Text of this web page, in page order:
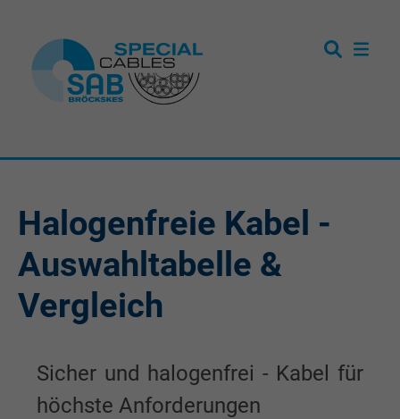
Halogenfreie Kabel -
Auswahltabelle &
Vergleich
Sicher und halogenfrei - Kabel für
höchste Anforderungen